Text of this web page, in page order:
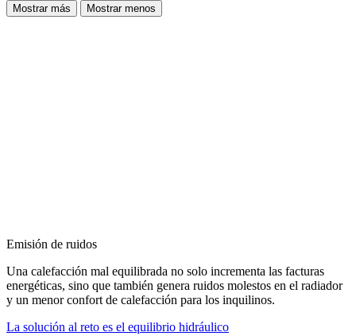
Mostrar más Mostrar menos
Emisión de ruidos
Una calefacción mal equilibrada no solo incrementa las facturas
energéticas, sino que también genera ruidos molestos en el radiador
y un menor confort de calefacción para los inquilinos.
La solución al reto es el equilibrio hidráulico